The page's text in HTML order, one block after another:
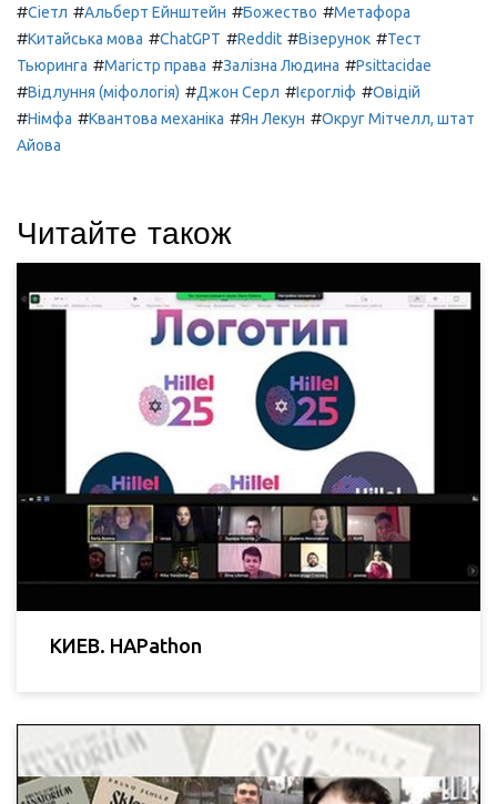
#Сіетл #Альберт Ейнштейн #Божество #Метафора
#Китайська мова #ChatGPT #Reddit #Візерунок #Тест
Тьюринга #Магістр права #Залізна Людина #Psittacidae
#Відлуння (міфологія) #Джон Серл #Ієрогліф #Овідій
#Німфа #Квантова механіка #Ян Лекун #Округ Мітчелл, штат
Айова
Читайте також
КИЕВ. HAPathon